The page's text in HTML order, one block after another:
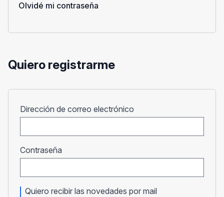
Olvidé mi contraseña
Quiero registrarme
Dirección de correo electrónico
Contraseña
Quiero recibir las novedades por mail